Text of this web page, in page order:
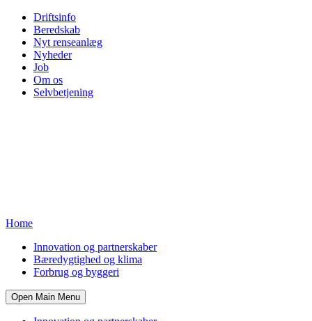
Driftsinfo
Beredskab
Nyt renseanlæg
Nyheder
Job
Om os
Selvbetjening
Home
Innovation og partnerskaber
Bæredygtighed og klima
Forbrug og byggeri
Open Main Menu